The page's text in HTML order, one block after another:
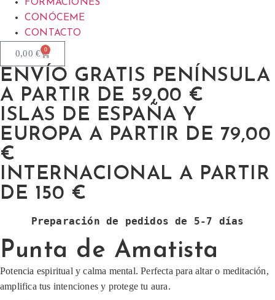
FORMACIONES
CONÓCEME
CONTACTO
0,00 € 0
ENVÍO GRATIS PENÍNSULA
A PARTIR DE 59,00 €
ISLAS DE ESPAÑA Y
EUROPA A PARTIR DE 79,00
€
INTERNACIONAL A PARTIR
DE 150 €
Preparación de pedidos de 5-7 días
Punta de Amatista
Potencia espiritual y calma mental. Perfecta para altar o meditación,
amplifica tus intenciones y protege tu aura.